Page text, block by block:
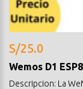
S/25.0
Wemos D1
Descripcion: La